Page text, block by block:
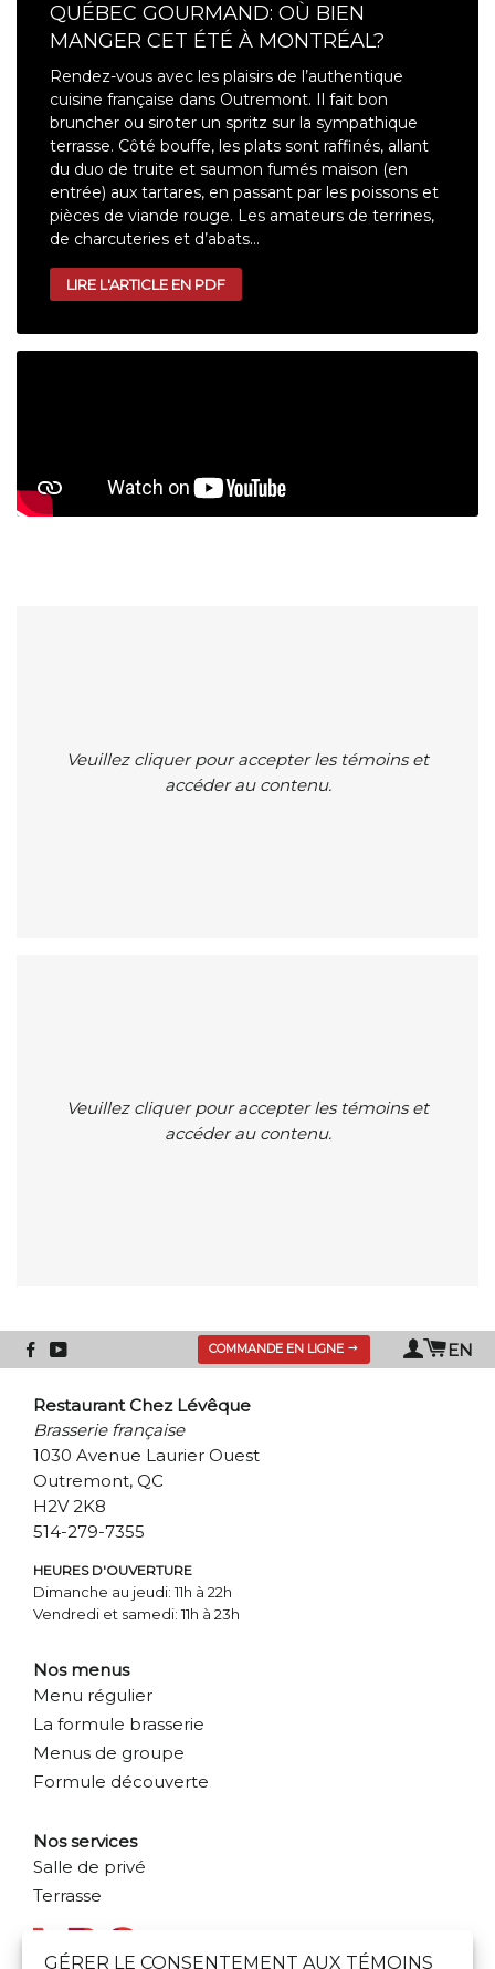
GÉRER LE CONSENTEMENT AUX TÉMOINS
QUÉBEC GOURMAND: OÙ BIEN
MANGER CET ÉTÉ À MONTRÉAL?
Rendez-vous avec les plaisirs de l’authentique
cuisine française dans Outremont. Il fait bon
bruncher ou siroter un spritz sur la sympathique
terrasse. Côté bouffe, les plats sont raffinés, allant
du duo de truite et saumon fumés maison (en
entrée) aux tartares, en passant par les poissons et
pièces de viande rouge. Les amateurs de terrines,
de charcuteries et d’abats...
LIRE L'ARTICLE EN PDF
Veuillez cliquer pour accepter les témoins et
accéder au contenu.
Veuillez cliquer pour accepter les témoins et
accéder au contenu.
COMMANDE EN LIGNE
Se EN
Restaurant Chez Lévêque
Brasserie française
1030 Avenue Laurier Ouest
Outremont, QC
H2V 2K8
514-279-7355
HEURES D'OUVERTURE
Dimanche au jeudi: 11h à 22h
Vendredi et samedi: 11h à 23h
Nos menus
Menu régulier
La formule brasserie
Menus de groupe
Formule découverte
Nos services
Salle de privé
Terrasse